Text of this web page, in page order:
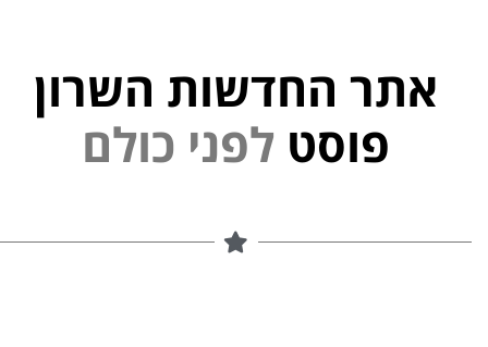
אתר החדשות השרון
פוסט
כ ולם פ